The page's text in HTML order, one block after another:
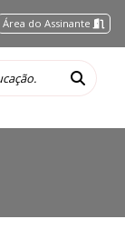
Área do Assinante